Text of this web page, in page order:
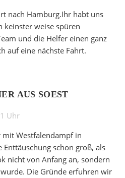
nach Hamburg.Ihr habt uns
keinster weise spüren
und die Helfer einen ganz
auf eine nächste Fahrt.
AUS SOEST
Uhr
Westfalendampf in
schon groß, als
nicht von Anfang an, sondern
Die Gründe erfuhren wir